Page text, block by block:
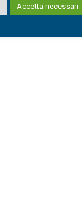
Accetta necessari